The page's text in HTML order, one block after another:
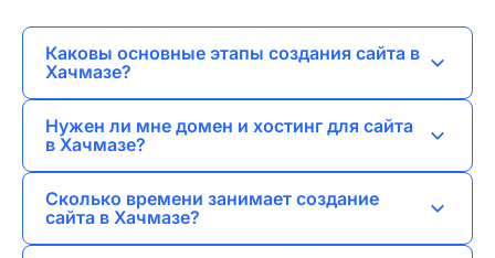
Каковы основные этапы создания сайта в
Хачмазе?
проектирование, разработку, тестирование и
Нужен ли мне домен и хостинг для сайта
в Хачмазе?
размещения вашего сайта в интернете.
Сколько времени занимает создание
сайта в Хачмазе?